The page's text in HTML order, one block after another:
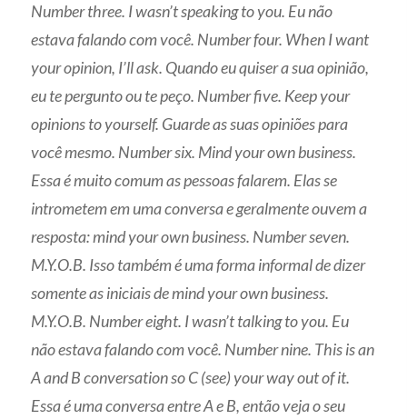
Number three. I wasn’t speaking to you. Eu não
estava falando com você. Number four. When I want
your opinion, I’ll ask. Quando eu quiser a sua opinião,
eu te pergunto ou te peço. Number five. Keep your
opinions to yourself. Guarde as suas opiniões para
você mesmo. Number six. Mind your own business.
Essa é muito comum as pessoas falarem. Elas se
intrometem em uma conversa e geralmente ouvem a
resposta: mind your own business. Number seven.
M.Y.O.B. Isso também é uma forma informal de dizer
somente as iniciais de mind your own business.
M.Y.O.B. Number eight. I wasn’t talking to you. Eu
não estava falando com você. Number nine. This is an
A and B conversation so C (see) your way out of it.
Essa é uma conversa entre A e B, então veja o seu